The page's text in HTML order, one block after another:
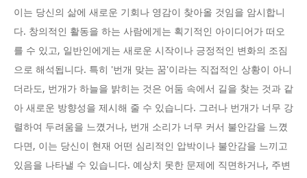
이는 당신의 삶에 새로운 기회나 영감이 찾아올 것임을 암시합니
다. 창의적인 활동을 하는 사람에게는 획기적인 아이디어가 떠오
를 수 있고, 일반인에게는 새로운 시작이나 긍정적인 변화의 조짐
으로 해석됩니다. 특히 '번개 맞는 꿈'이라는 직접적인 상황이 아니
더라도, 번개가 하늘을 밝히는 것은 어둠 속에서 길을 찾는 것과 같
아 새로운 방향성을 제시해 줄 수 있습니다. 그러나 번개가 너무 강
렬하여 두려움을 느꼈거나, 번개 소리가 너무 커서 불안감을 느꼈
다면, 이는 당신이 현재 어떤 심리적인 압박이나 불안감을 느끼고
있음을 나타낼 수 있습니다. 예상치 못한 문제에 직면하거나, 주변